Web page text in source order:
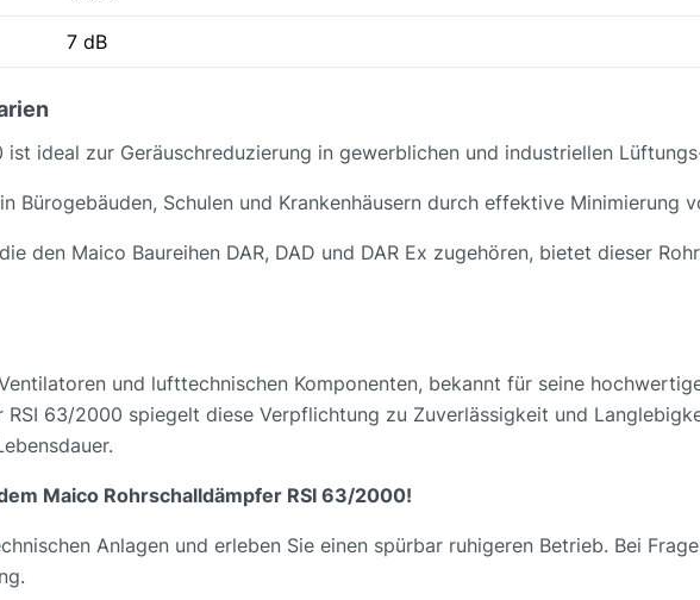
7 dB
ideal zur Geräuschreduzierung in gewerblichen und industriellen
Bürogebäuden, Schulen und Krankenhäusern durch effektive Minimierung
den Maico Baureihen DAR, DAD und DAR Ex zugehören, bietet dieser
und lufttechnischen Komponenten, bekannt für seine
RSI 63/2000 spiegelt diese Verpflichtung zu Zuverlässigkeit und
Maico Rohrschalldämpfer RSI 63/2000!
Anlagen und erleben Sie einen spürbar ruhigeren Betrieb. Bei